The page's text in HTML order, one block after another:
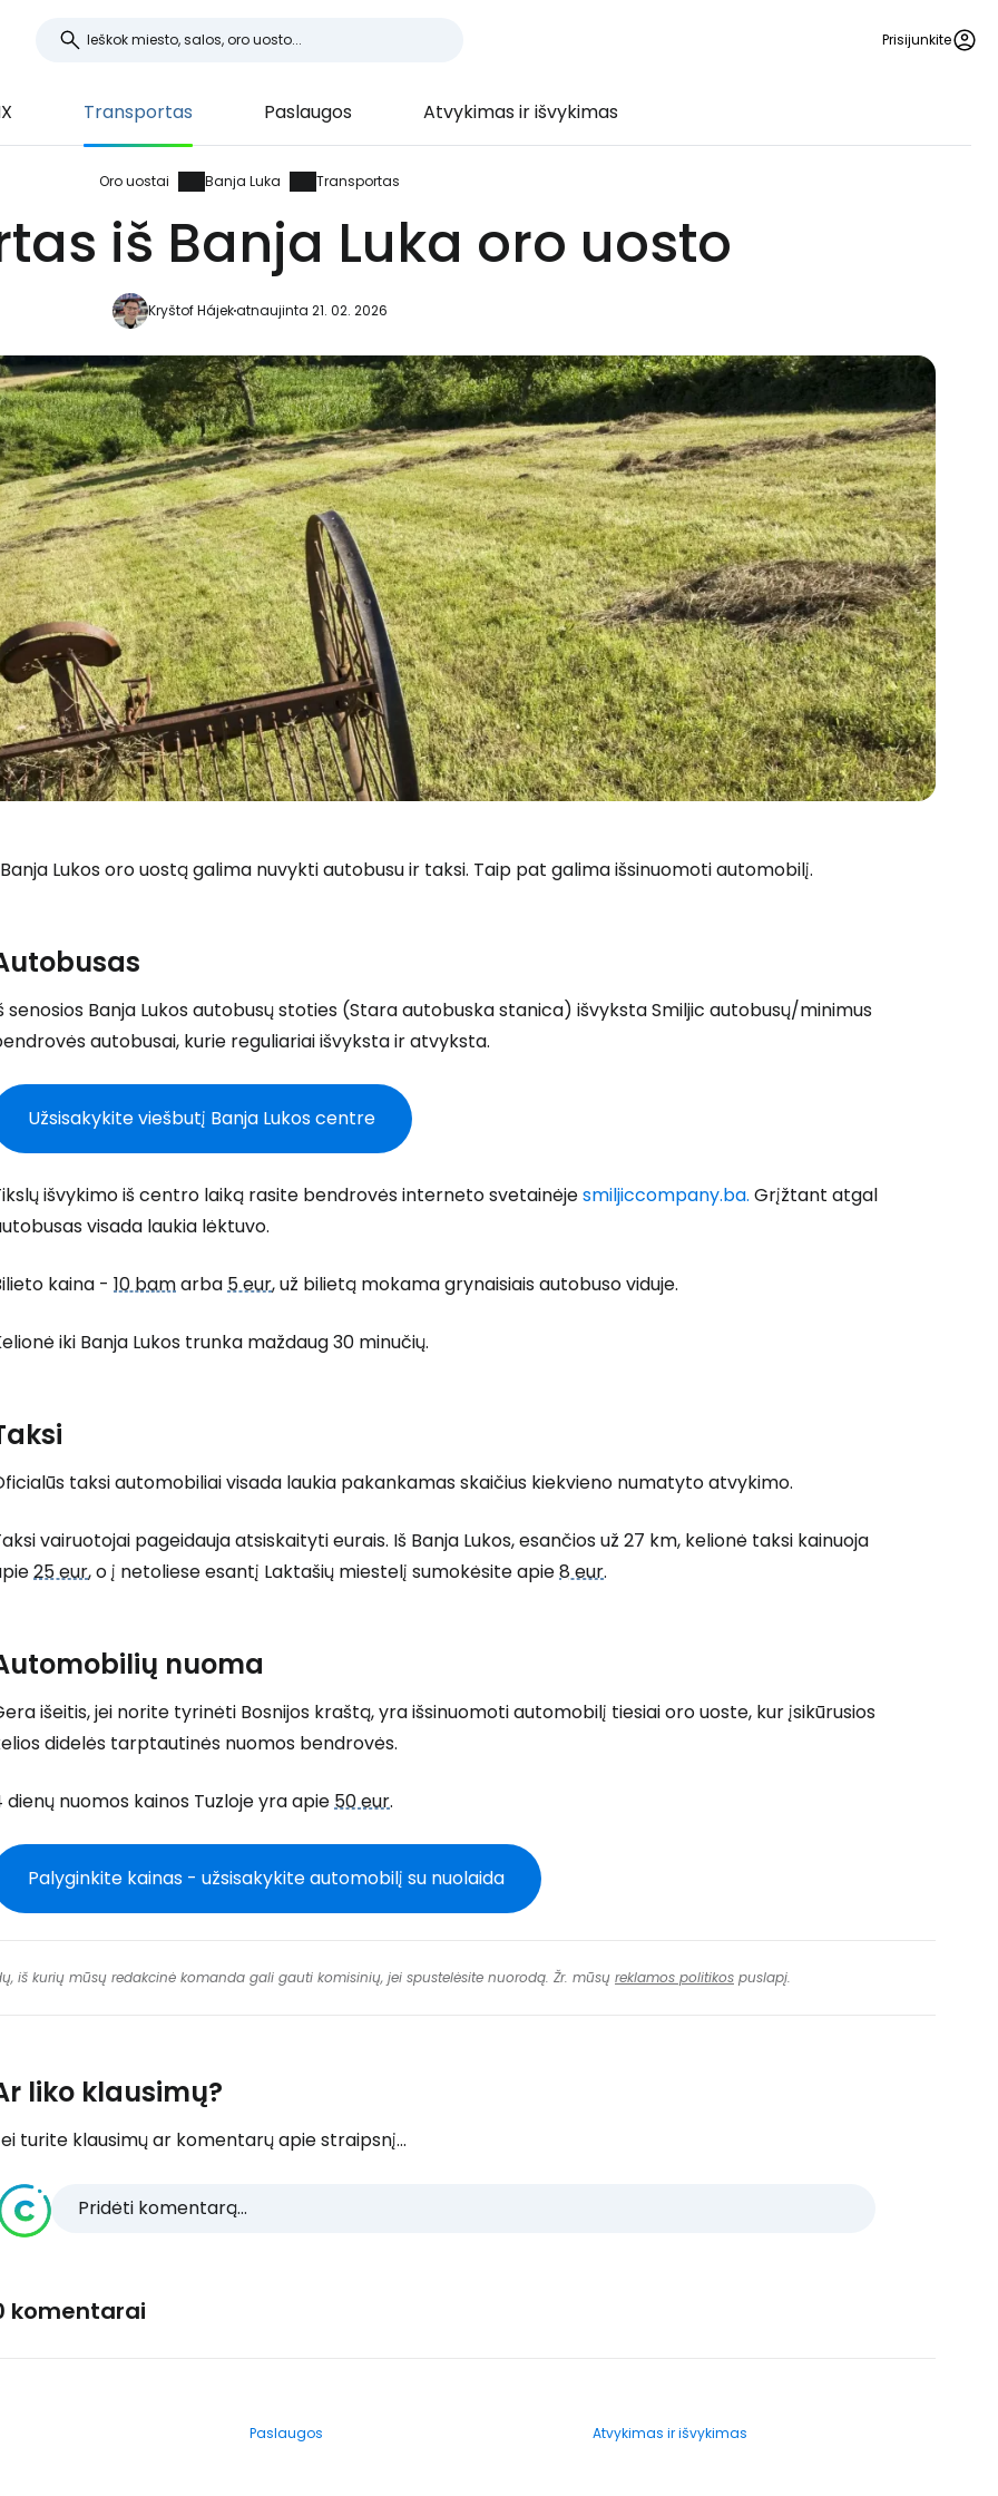
Prisijunkite
Transportas Paslaugos Atvykimas ir išvykimas
Oro uostai Banja Luka Transportas
iš Banja Luka oro uosto
Kryštof Hájekatnaujinta 21. 02. 2026
Lukos oro uostą galima nuvykti autobusu ir taksi. Taip pat galima išsinuomoti automobilį.
senosios Banja Lukos autobusų stoties (Stara autobuska stanica) išvyksta Smiljic autobusų/minimus
autobusai, kurie reguliariai išvyksta ir atvyksta.
Užsisakykite viešbutį Banja Lukos centre
išvykimo iš centro laiką rasite bendrovės interneto svetainėjesmiljiccompany.ba. Grįžtant atgal
visada laukia lėktuvo.
kaina - 10 bamarba5 eur, už bilietą mokama grynaisiais autobuso viduje.
iki Banja Lukos trunka maždaug 30 minučių.
taksi automobiliai visada laukia pakankamas skaičius kiekvieno numatyto atvykimo.
vairuotojai pageidauja atsiskaityti eurais. Iš Banja Lukos, esančios už 27 km, kelionė taksi kainuoja
25 eur, o į netoliese esantį Laktašių miestelį sumokėsite apie8 eur.
nuoma
išeitis, jei norite tyrinėti Bosnijos kraštą, yra išsinuomoti automobilį tiesiai oro uoste, kur įsikūrusios
didelės tarptautinės nuomos bendrovės.
dienų nuomos kainos Tuzloje yra apie50 eur.
Palyginkite kainas - užsisakykite automobilį su nuolaida
iš kurių mūsų redakcinė komanda gali gauti komisinių, jei spustelėsite nuorodą. Žr. mūsų reklamos politikos puslapį.
liko klausimų?
turite klausimų ar komentarų apie straipsnį...
Pridėti komentarą...
komentarai
Paslaugos Atvykimas ir išvykimas
Prisijunkite prie Cestee
... pasaulinė kelionių bendruomenė